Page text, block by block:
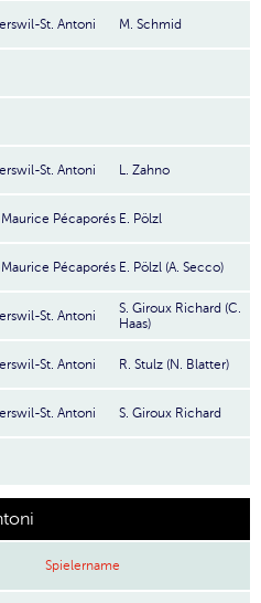
St. Antoni M. Schmid
St. Antoni L. Zahno
Pécaporés E. Pölzl
Pécaporés E. Pölzl (A. Secco)
St. Antoni
S. Giroux Richard (C.
Haas)
St. Antoni R. Stulz (N. Blatter)
St. Antoni S. Giroux Richard
Spielername